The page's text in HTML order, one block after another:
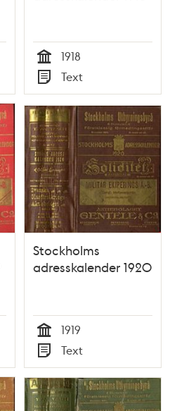
Tid
1918
Typ
Text
Stockholms
adresskalender 1920
Tid
1919
Typ
Text